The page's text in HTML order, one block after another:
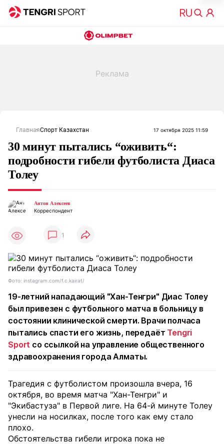
ГлавнаяСпорт Казахстан 17 октября 2025 11:59
30 минут пытались “оживить“:
подробности гибели футболиста Диаса
Толеу
Антон Алексеев
Корреспондент
1
Фото: instagram.com/f.c.kairat/
19-летний нападающий "Хан-Тенгри" Диас Толеу
был привезен с футбольного матча в больницу в
состоянии клинической смерти. Врачи полчаса
пытались спасти его жизнь, передаёт Tengri
Sport со ссылкой на управление общественного
здравоохранения города Алматы.
Трагедия с футболистом произошла вчера, 16
октября, во время матча "Хан-Тенгри" и
"Экибастуза" в Первой лиге. На 64-й минуте Толеу
унесли на носилках, после того как ему стало
плохо.
Обстоятельства гибели игрока пока не